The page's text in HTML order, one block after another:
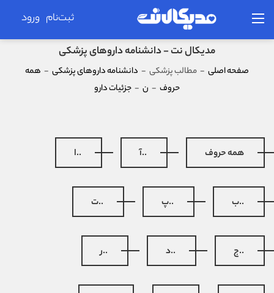
ثبت‌نام ورود
مدیکال نت - دانشنامه داروهای پزشکی
صفحه اصلی - مطالب پزشکی - دانشنامه داروهای پزشکی - همه
حروف - ن - جزئیات دارو
همه حروف ..آ ..ا
..ب ..پ ..ت
..ج ..د ..ر